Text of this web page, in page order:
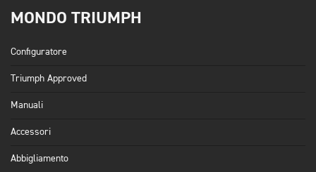
MONDO TRIUMPH
Configuratore
Triumph Approved
Manuali
Accessori
Abbigliamento